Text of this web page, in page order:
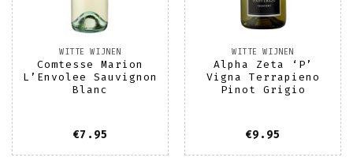
WITTE WIJNEN
Comtesse Marion
L’Envolee Sauvignon
Blanc
€7.95
WITTE WIJNEN
Alpha Zeta ‘P’
Vigna Terrapieno
Pinot Grigio
€9.95